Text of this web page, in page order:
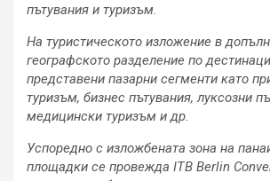
пътувания и туризъм.
На туристическото изложение в
географското разделение по
представени пазарни сегменти като
туризъм, бизнес пътувания, луксозни
медицински туризъм и др.
Успоредно с изложбената зона на
площадки се провежда ITB Berlin